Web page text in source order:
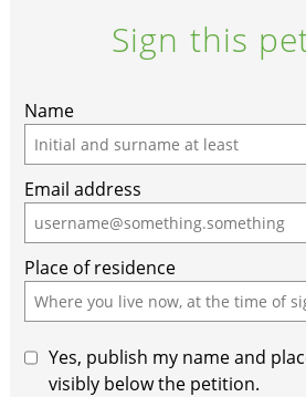
Sign this
Name
Email address
Place of residence
Yes, publish my name and
visibly below the petition.